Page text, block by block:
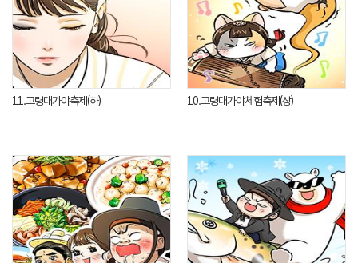
11.고령대가야축제(하) 10.고령대가야체험축제(상)